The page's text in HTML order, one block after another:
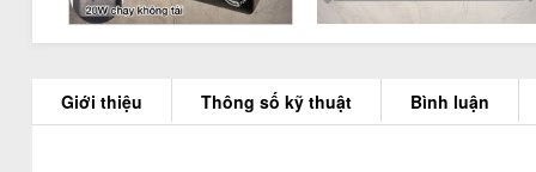
Giới thiệu Thông số kỹ thuật Bình luận